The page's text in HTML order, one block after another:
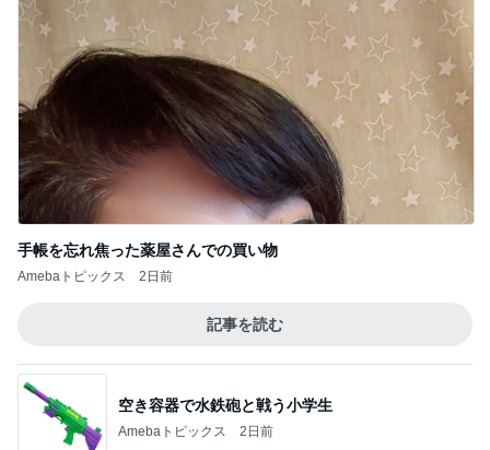
手帳を忘れ焦った薬屋さんでの買い物
Amebaトピックス 2日前
記事を読む
空き容器で水鉄砲と戦う小学生
Amebaトピックス 2日前